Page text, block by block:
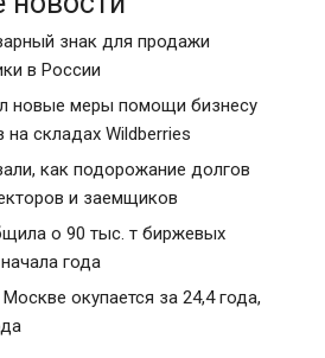
знак для продажи
в России
новые меры помощи бизнесу
на складах Wildberries
как подорожание долгов
и заемщиков
о 90 тыс. т биржевых
года
окупается за 24,4 года,